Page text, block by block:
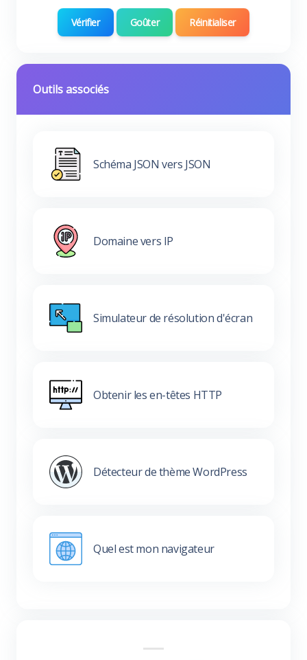
Vérifier Goûter Réinitialiser
Outils associés
Schéma JSON vers JSON
Domaine vers IP
Simulateur de résolution d'écran
Obtenir les en-têtes HTTP
Détecteur de thème WordPress
Quel est mon navigateur